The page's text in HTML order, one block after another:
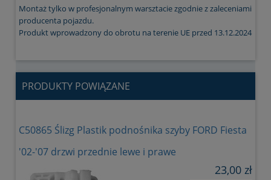
Montaż tylko w profesjonalnym warsztacie zgodnie z zaleceniami
producenta pojazdu.
Produkt wprowadzony do obrotu na terenie UE przed 13.12.2024
PRODUKTY POWIĄZANE
C50865 Ślizg Plastik podnośnika szyby FORD Fiesta
'02-'07 drzwi przednie lewe i prawe
23,00 zł